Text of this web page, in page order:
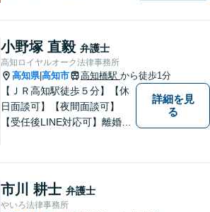
談可能です。
小野塚 直毅 弁護士
高知ロイヤルオーク法律事務所
高知県|高知市 高知橋駅 から徒歩1分
【ＪＲ高知駅徒歩５分】【休
日面談可】【夜間面談可】
【受任後LINE対応可】離婚、
詳細を見
る
市川 耕士 弁護士
やいろ法律事務所